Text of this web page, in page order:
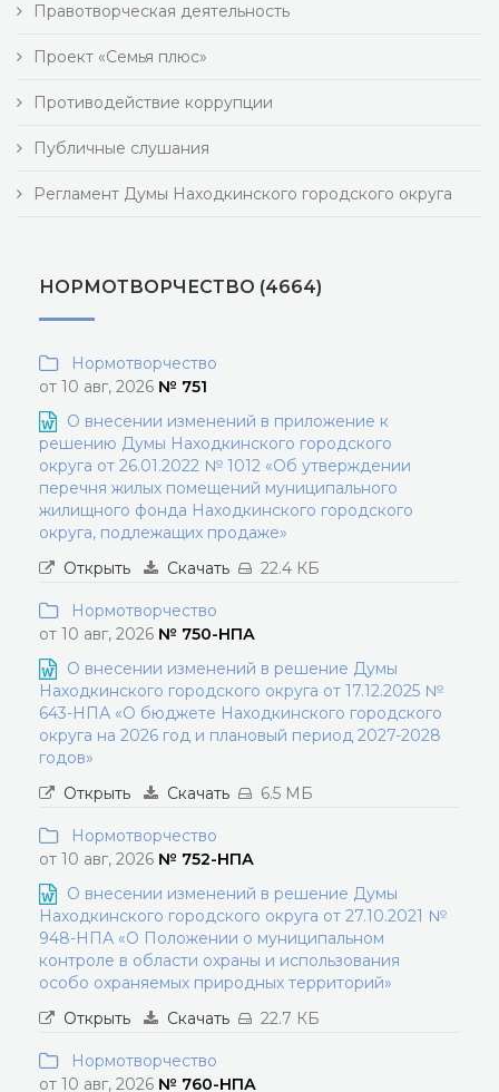
Правотворческая деятельность
Проект «Семья плюс»
Противодействие коррупции
Публичные слушания
Регламент Думы Находкинского городского округа
НОРМОТВОРЧЕСТВО (4664)
Нормотворчество
от 10 авг, 2026 № 751
О внесении изменений в приложение к
решению Думы Находкинского городского
округа от 26.01.2022 № 1012 «Об утверждении
перечня жилых помещений муниципального
жилищного фонда Находкинского городского
округа, подлежащих продаже»
Открыть
Скачать 22.4 КБ
Нормотворчество
от 10 авг, 2026 № 750-НПА
О внесении изменений в решение Думы
Находкинского городского округа от 17.12.2025 №
643-НПА «О бюджете Находкинского городского
округа на 2026 год и плановый период 2027-2028
годов»
Открыть
Скачать 6.5 МБ
Нормотворчество
от 10 авг, 2026 № 752-НПА
О внесении изменений в решение Думы
Находкинского городского округа от 27.10.2021 №
948-НПА «О Положении о муниципальном
контроле в области охраны и использования
особо охраняемых природных территорий»
Открыть
Скачать 22.7 КБ
Нормотворчество
от 10 авг, 2026 № 760-НПА